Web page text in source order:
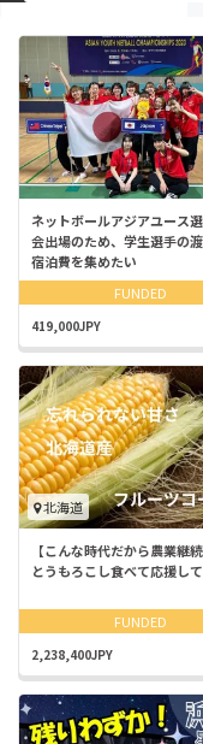
ネットボールアジアユース
会出場のため、学生選手の渡
宿泊費を集めたい
FUNDED
419,000JPY
北海道
【こんな時代だから農業継
とうもろこし食べて応援し
FUNDED
2,238,400JPY